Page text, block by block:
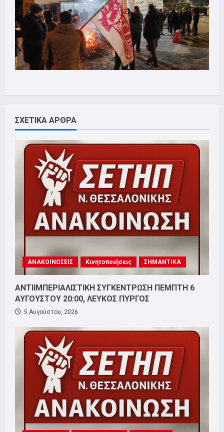
ΣΧΕΤΙΚΑ ΑΡΘΡΑ
ΑΝΑΚΟΙΝΩΣΕΙΣ Κινητοποιήσεις ΣΗΜΑΝΤΙΚΑ
ΑΝΤΙΙΜΠΕΡΙΑΛΙΣΤΙΚΗ ΣΥΓΚΕΝΤΡΩΣΗ ΠΕΜΠΤΗ 6
ΑΥΓΟΥΣΤΟΥ 20:00, ΛΕΥΚΟΣ ΠΥΡΓΟΣ
5 Αυγούστου, 2026